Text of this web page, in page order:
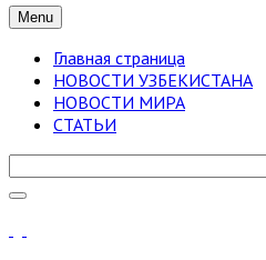
Menu
Главная страница
НОВОСТИ УЗБЕКИСТАНА
НОВОСТИ МИРА
СТАТЬИ